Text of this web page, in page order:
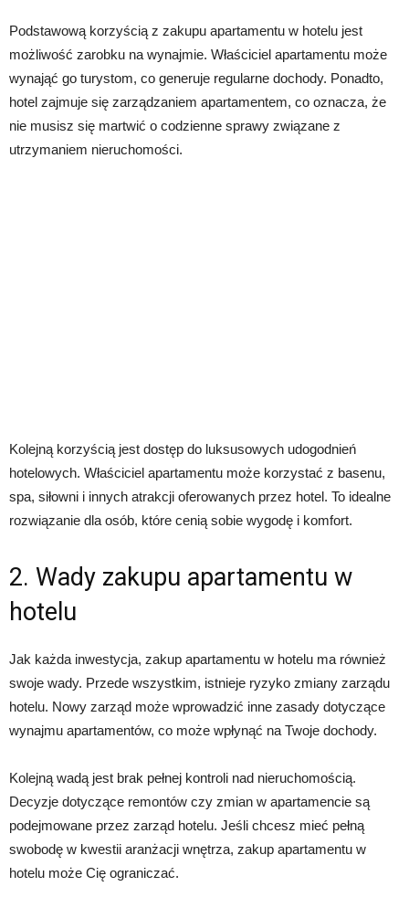
Podstawową korzyścią z zakupu apartamentu w hotelu jest
możliwość zarobku na wynajmie. Właściciel apartamentu może
wynająć go turystom, co generuje regularne dochody. Ponadto,
hotel zajmuje się zarządzaniem apartamentem, co oznacza, że
nie musisz się martwić o codzienne sprawy związane z
utrzymaniem nieruchomości.
Kolejną korzyścią jest dostęp do luksusowych udogodnień
hotelowych. Właściciel apartamentu może korzystać z basenu,
spa, siłowni i innych atrakcji oferowanych przez hotel. To idealne
rozwiązanie dla osób, które cenią sobie wygodę i komfort.
2. Wady zakupu apartamentu w
hotelu
Jak każda inwestycja, zakup apartamentu w hotelu ma również
swoje wady. Przede wszystkim, istnieje ryzyko zmiany zarządu
hotelu. Nowy zarząd może wprowadzić inne zasady dotyczące
wynajmu apartamentów, co może wpłynąć na Twoje dochody.
Kolejną wadą jest brak pełnej kontroli nad nieruchomością.
Decyzje dotyczące remontów czy zmian w apartamencie są
podejmowane przez zarząd hotelu. Jeśli chcesz mieć pełną
swobodę w kwestii aranżacji wnętrza, zakup apartamentu w
hotelu może Cię ograniczać.